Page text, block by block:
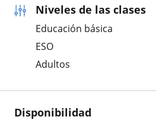
Niveles de las clases
Educación básica
ESO
Adultos
Disponibilidad